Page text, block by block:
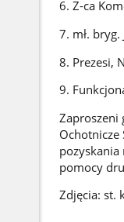
6. Z-ca
7. mł. bryg.
8. Prezesi,
9.
Zaproszeni
Ochotnicze
pozyskania
pomocy
Zdjęcia: st.